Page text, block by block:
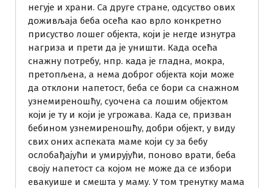
негује и храни. Са друге стране, одсуство ових
доживљаја беба осећа као врло конкретно
присуство лошег објекта, који је негде изнутра
нагриза и прети да је уништи. Када осећа
снажну потребу, нпр. када је гладна, мокра,
претопљена, а нема доброг објекта који може
да отклони напетост, беба се бори са снажном
узнемиреношћу, суочена са лошим објектом
који је ту и који је угрожава. Када се, призван
бебином узнемиреношћу, добри објект, у виду
свих оних аспеката маме који су за бебу
ослобађајући и умирујући, поново врати, беба
своју напетост са којом не може да се избори
евакуише и смешта у маму. У том тренутку мама